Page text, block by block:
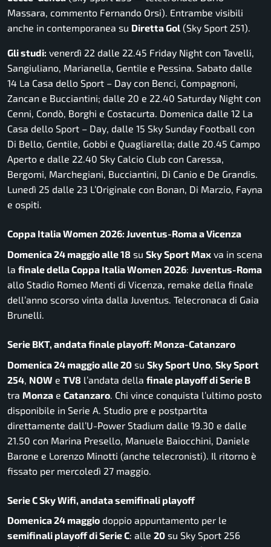
Massara, commento Fernando Orsi). Entrambe visibili
anche in contemporanea su Diretta Gol (Sky Sport 251).
Gli studi: venerdì 22 dalle 22.45 Friday Night con Tavelli,
Sangiuliano, Marianella, Gentile e Pessina. Sabato dalle
14 La Casa dello Sport – Day con Benci, Compagnoni,
Zancan e Bucciantini; dalle 20 e 22.40 Saturday Night con
Cenni, Condò, Borghi e Costacurta. Domenica dalle 12 La
Casa dello Sport – Day, dalle 15 Sky Sunday Football con
Di Bello, Gentile, Gobbi e Quagliarella; dalle 20.45 Campo
Aperto e dalle 22.40 Sky Calcio Club con Caressa,
Bergomi, Marchegiani, Bucciantini, Di Canio e De Grandis.
Lunedì 25 dalle 23 L’Originale con Bonan, Di Marzio, Fayna
e ospiti.
Coppa Italia Women 2026: Juventus-Roma a Vicenza
Domenica 24 maggio alle 18 su Sky Sport Max va in scena
la finale della Coppa Italia Women 2026: Juventus-Roma
allo Stadio Romeo Menti di Vicenza, remake della finale
dell’anno scorso vinta dalla Juventus. Telecronaca di Gaia
Brunelli.
Serie BKT, andata finale playoff: Monza-Catanzaro
Domenica 24 maggio alle 20 su Sky Sport Uno Sky Sport
254 NOW e TV8 l’andata della finale playoff di Serie B
tra Monza e Catanzaro . Chi vince conquista l’ultimo posto
disponibile in Serie A. Studio pre e postpartita
direttamente dall’U-Power Stadium dalle 19.30 e dalle
21.50 con Marina Presello, Manuele Baiocchini, Daniele
Barone e Lorenzo Minotti (anche telecronisti). Il ritorno è
fissato per mercoledì 27 maggio.
Serie C Sky Wifi, andata semifinali playoff
Domenica 24 maggio doppio appuntamento per le
semifinali playoff di Serie C: alle 20 su Sky Sport 256